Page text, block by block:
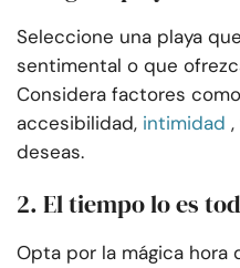
Seleccione una playa
sentimental o que
Considera factores
accesibilidad, intimidad
deseas.
2. El tiempo lo es
Opta por la mágica hora